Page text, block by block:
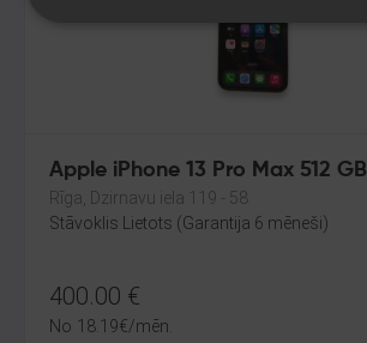
Apple iPhone 13 Pro Max 512 GB
Rīga, Dzirnavu iela 119 - 58
Stāvoklis Lietots (Garantija 6 mēneši)
400.00 €
No 18.19€/mēn.